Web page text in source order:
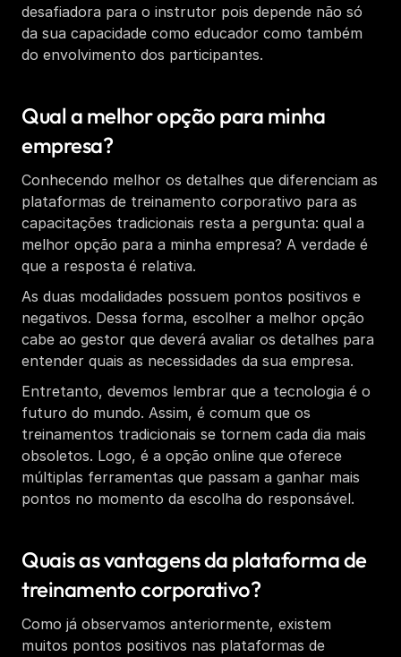
desafiadora para o instrutor pois depende não só
da sua capacidade como educador como também
do envolvimento dos participantes.
Qual a melhor opção para minha
empresa?
Conhecendo melhor os detalhes que diferenciam as
plataformas de treinamento corporativo para as
capacitações tradicionais resta a pergunta: qual a
melhor opção para a minha empresa? A verdade é
que a resposta é relativa.
As duas modalidades possuem pontos positivos e
negativos. Dessa forma, escolher a melhor opção
cabe ao gestor que deverá avaliar os detalhes para
entender quais as necessidades da sua empresa.
Entretanto, devemos lembrar que a tecnologia é o
futuro do mundo. Assim, é comum que os
treinamentos tradicionais se tornem cada dia mais
obsoletos. Logo, é a opção online que oferece
múltiplas ferramentas que passam a ganhar mais
pontos no momento da escolha do responsável.
Quais as vantagens da plataforma de
treinamento corporativo?
Como já observamos anteriormente, existem
muitos pontos positivos nas plataformas de